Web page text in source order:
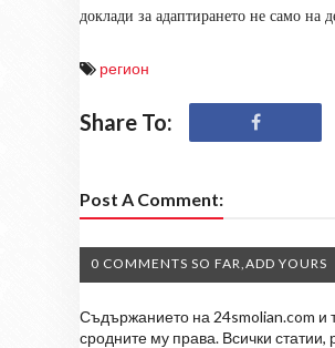
доклади за адаптирането не само на
регион
Share To:
Post A Comment:
0 COMMENTS SO FAR,ADD YOURS
Съдържанието на 24smolian.com и
сродните му права. Всички